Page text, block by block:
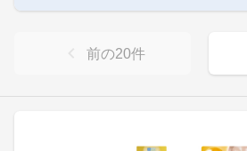
前の20件